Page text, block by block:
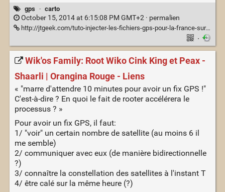
gps · carto
October 15, 2014 at 6:15:08 PM GMT+2 · permalien
http://jtgeek.com/tuto-injecter-les-fichiers-gps-pour-la-france-sur-smartphone-chinois/
·
Wik'os Family: Root Wiko Cink King et Peax -
Shaarli | Orangina Rouge - Liens
« "marre d'attendre 10 minutes pour avoir un fix GPS !"
C'est-à-dire ? En quoi le fait de rooter accélérera le
processus ? »
Pour avoir un fix GPS, il faut:
1/ "voir" un certain nombre de satellite (au moins 6 il
me semble)
2/ communiquer avec eux (de manière bidirectionnelle
?)
3/ connaître la constellation des satellites à l'instant T
4/ être calé sur la même heure (?)